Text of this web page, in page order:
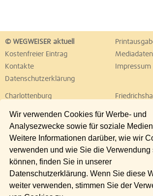
Wir verwenden Cookies für Werbe- und
Analysezwecke sowie für soziale
Weitere Informationen darüber, wie wir
verwenden und wie Sie die Verwendung
können, finden Sie in unserer
Datenschutzerklärung. Wenn Sie diese
weiter verwenden, stimmen Sie der
© WEGWEISER aktuell
Kostenfreier Eintrag
Mediadaten
Kontakte
Impressum
Datenschutzerklärung
Charlottenburg
Lichtenberg
Marzahn
Neukölln
Pankow
Reinickendorf
Schöneberg
Spandau
Steglitz